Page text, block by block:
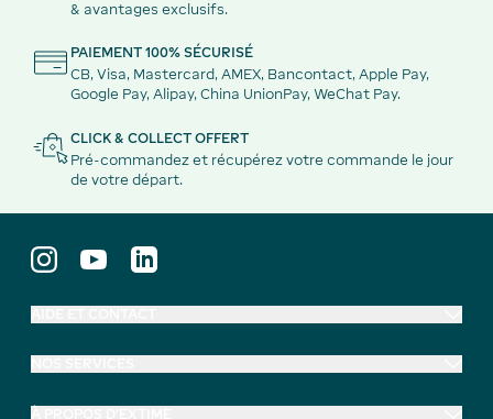
& avantages exclusifs.
PAIEMENT 100% SÉCURISÉ
CB, Visa, Mastercard, AMEX, Bancontact, Apple Pay,
Google Pay, Alipay, China UnionPay, WeChat Pay.
CLICK & COLLECT OFFERT
Pré-commandez et récupérez votre commande le jour
de votre départ.